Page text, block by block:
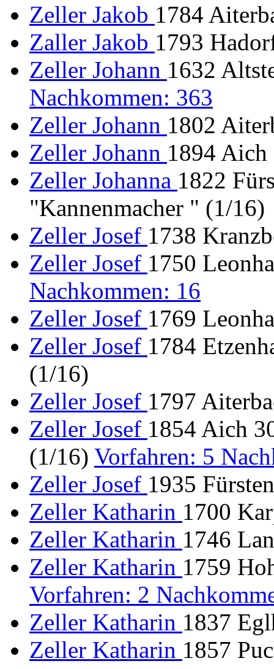
Zeller Jakob 1784
Zaller Jakob 1793
Zeller Johann 1632
Nachkommen: 363
Zeller Johann 1802
Zeller Johann 1894
Zeller Johanna 1822
"Kannenmacher " (1/16)
Zeller Josef 1738
Zeller Josef 1750
Nachkommen: 16
Zeller Josef 1769
Zeller Josef 1784
(1/16)
Zeller Josef 1797
Zeller Josef 1854 Aich
(1/16) Vorfahren: 5
Zeller Josef 1935
Zeller Katharin 1700
Zeller Katharin 1746
Zeller Katharin 1759
Vorfahren: 2
Zeller Katharin 1837
Zeller Katharin 1857